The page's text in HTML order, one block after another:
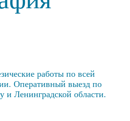
работы по всей
Оперативный выезд по
и Ленинградской области.